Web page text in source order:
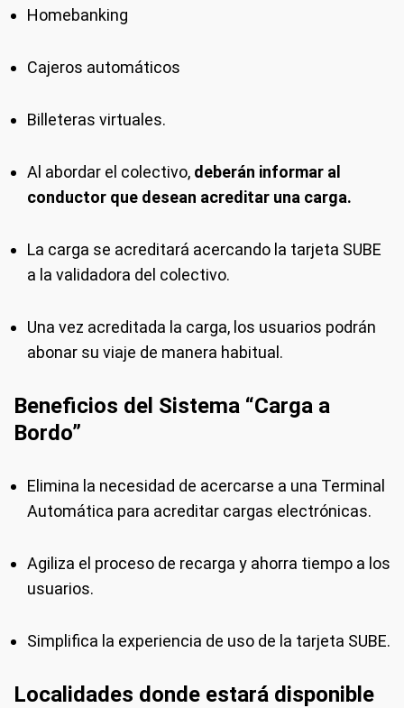
Homebanking
Cajeros automáticos
Billeteras virtuales.
Al abordar el colectivo, deberán informar al
conductor que desean acreditar una carga.
La carga se acreditará acercando la tarjeta SUBE
a la validadora del colectivo.
Una vez acreditada la carga, los usuarios podrán
abonar su viaje de manera habitual.
Beneficios del Sistema “Carga a
Bordo”
Elimina la necesidad de acercarse a una Terminal
Automática para acreditar cargas electrónicas.
Agiliza el proceso de recarga y ahorra tiempo a los
usuarios.
Simplifica la experiencia de uso de la tarjeta SUBE.
Localidades donde estará disponible